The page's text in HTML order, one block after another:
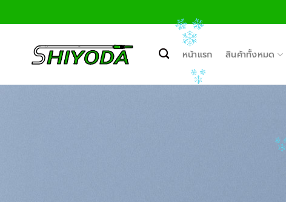
ไป
หน้าแรก สินค้าทั้งหมด